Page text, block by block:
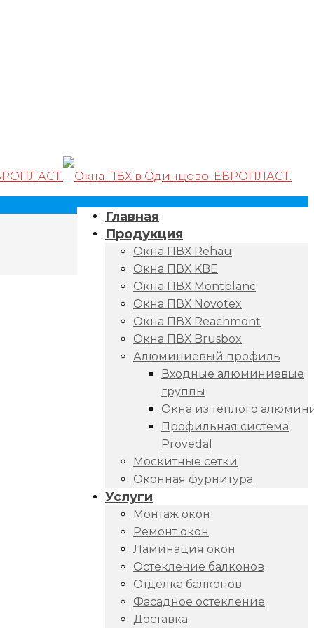
Главная
Продукция
Окна ПВХ Rehau
Окна ПВХ KBE
Окна ПВХ Montblanc
Окна ПВХ Novotex
Окна ПВХ Reachmont
Окна ПВХ Brusbox
Алюминиевый профиль
Входные алюминиевые
группы
Окна из теплого
Профильная система
Provedal
Москитные сетки
Оконная фурнитура
Услуги
Монтаж окон
Ремонт окон
Ламинация окон
Остекление балконов
Отделка балконов
Фасадное остекление
Доставка